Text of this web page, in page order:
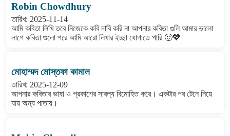
Robin Chowdhury
তারিখ: 2025-11-14
আমি কবিতা লিখি তবে নিজেকে কবি দাবি করি না আপনার কবিতা গুলি আমার ভালো
লাগে কবিতা গুলো পরে আমি আরো লিখার ইচ্ছা যোগাতে পারি 🙂💖
মোহাম্মদ মোস্তফা কামাল
তারিখ: 2025-12-09
আপনার কবিতার ভাষা ও প্রকাশের সারল্য বিমোহিত করে। একটার পর টেনে নিয়ে
যায় অন্য পাতায়।